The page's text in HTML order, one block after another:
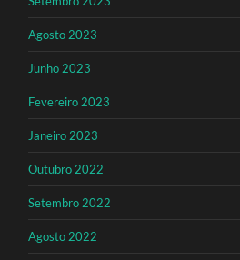
Agosto 2023
Junho 2023
Fevereiro 2023
Janeiro 2023
Outubro 2022
Setembro 2022
Agosto 2022